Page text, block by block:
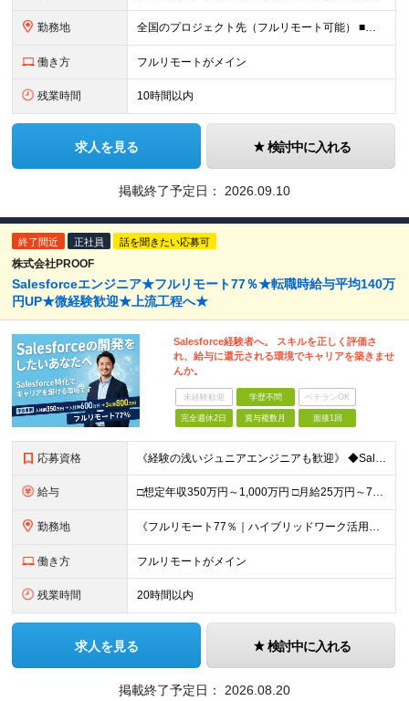
勤務地 全国のプロジェクト先（フルリモート可能） ■プロジェクトは100%完全選択制 ■帰社日なし（社内業務は一切ありません） 【拠点】 ◆本社／東京都新宿区西新宿2丁目6番1号 新宿住友ビル28階 ◆大阪
働き方 フルリモートがメイン
残業時間 10時間以内
求人を見る 検討中に入れる
掲載終了予定日： 2026.09.10
終了間近 正社員 話を聞きたい応募可
株式会社PROOF
Salesforceエンジニア★フルリモート77％★転職時給与平均140万
円UP★微経験歓迎★上流工程へ★
Salesforce経験者へ。 スキルを正しく評価さ
れ、給与に還元される環境でキャリアを築きませ
んか。
未経験歓迎 学歴不問 ベテランOK
完全週休2日 賞与複数月 面接1回
応募資格 《経験の浅いジュニアエンジニアも歓迎》 ◆Salesforceによる開発の実務経験（実務経験1年以上） ◆学歴不問 ▽歓迎要件 ※必須ではありません ・PM経験のある方、Apex／LWCの開発経験が
給与 □想定年収350万円～1,000万円 □月給25万円～75万円＋単価連動のインセンティブ＋賞与（年2回） ※月給にはみなし残業代（月20時間分／33,186円～）を含みます。超過分は全額支給 ▽試用
勤務地 《フルリモート77％｜ハイブリッドワーク活用中》 東京都23区・大阪府を中心とした各プロジェクト先となります 《本社》高知県高知市本町2-4-30-905 (変更の範囲)上記を除く当社関連勤務地
働き方 フルリモートがメイン
残業時間 20時間以内
求人を見る 検討中に入れる
掲載終了予定日： 2026.08.20